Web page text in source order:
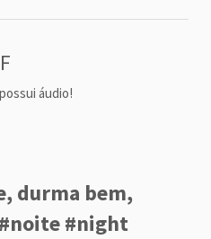
áudio!
durma bem,
#night